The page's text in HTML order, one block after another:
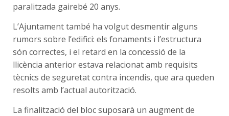
paralitzada gairebé 20 anys.
L’Ajuntament també ha volgut desmentir alguns
rumors sobre l’edifici: els fonaments i l’estructura
són correctes, i el retard en la concessió de la
llicència anterior estava relacionat amb requisits
tècnics de seguretat contra incendis, que ara queden
resolts amb l’actual autorització.
La finalització del bloc suposarà un augment de